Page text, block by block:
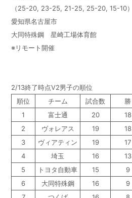
（25-20, 23-25, 21-25, 25-20, 15-10）
愛知県名古屋市
大同特殊鋼 星崎工場体育館
※リモート開催
2/13終了時点V2男子の順位
順位
チーム 試合数 勝
1
富士通 20 18
2
ヴォレアス 19 18
3
ヴィアティン 19 17
4
埼玉 16 13
5
トヨタ自動車 15 9
6
大同特殊鋼 16 9